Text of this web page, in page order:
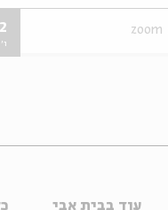
zoom
ו' |
עוד בבית אבי